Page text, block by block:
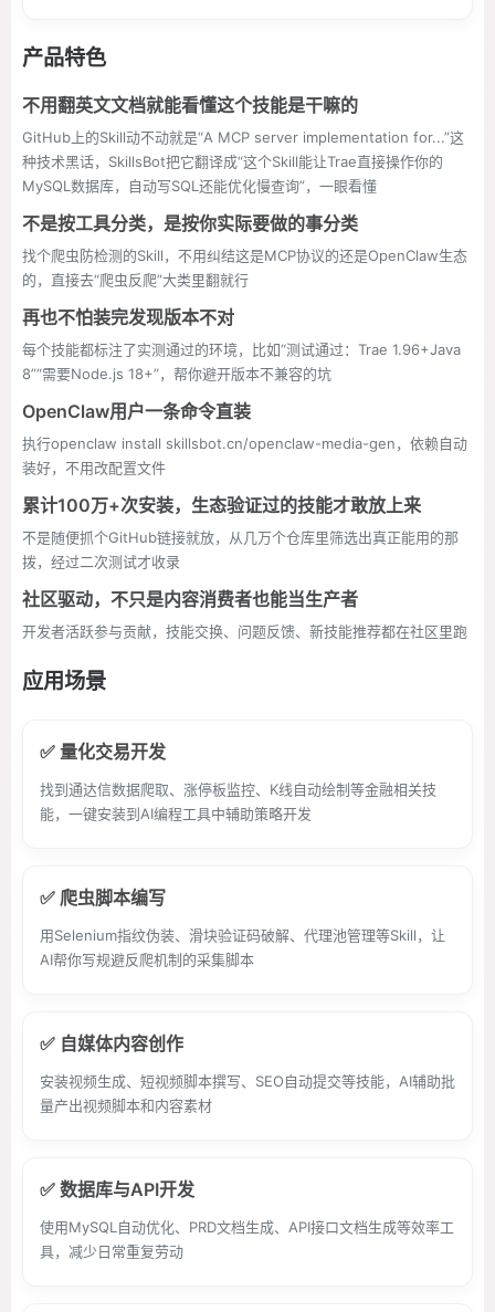
产品特色
不用翻英文文档就能看懂这个技能是干嘛的
GitHub上的Skill动不动就是“A MCP server implementation for...”这
种技术黑话，SkillsBot把它翻译成“这个Skill能让Trae直接操作你的
MySQL数据库，自动写SQL还能优化慢查询”，一眼看懂
不是按工具分类，是按你实际要做的事分类
找个爬虫防检测的Skill，不用纠结这是MCP协议的还是OpenClaw生态
的，直接去“爬虫反爬”大类里翻就行
再也不怕装完发现版本不对
每个技能都标注了实测通过的环境，比如“测试通过：Trae 1.96+Java
8”“需要Node.js 18+”，帮你避开版本不兼容的坑
OpenClaw用户一条命令直装
执行openclaw install skillsbot.cn/openclaw-media-gen，依赖自动
装好，不用改配置文件
累计100万+次安装，生态验证过的技能才敢放上来
不是随便抓个GitHub链接就放，从几万个仓库里筛选出真正能用的那
拨，经过二次测试才收录
社区驱动，不只是内容消费者也能当生产者
开发者活跃参与贡献，技能交换、问题反馈、新技能推荐都在社区里跑
应用场景
✅ 量化交易开发
找到通达信数据爬取、涨停板监控、K线自动绘制等金融相关技
能，一键安装到AI编程工具中辅助策略开发
✅ 爬虫脚本编写
用Selenium指纹伪装、滑块验证码破解、代理池管理等Skill，让
AI帮你写规避反爬机制的采集脚本
✅ 自媒体内容创作
安装视频生成、短视频脚本撰写、SEO自动提交等技能，AI辅助批
量产出视频脚本和内容素材
✅ 数据库与API开发
使用MySQL自动优化、PRD文档生成、API接口文档生成等效率工
具，减少日常重复劳动